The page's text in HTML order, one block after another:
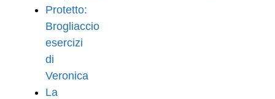
Protetto:
Brogliaccio
esercizi
di
Veronica
La